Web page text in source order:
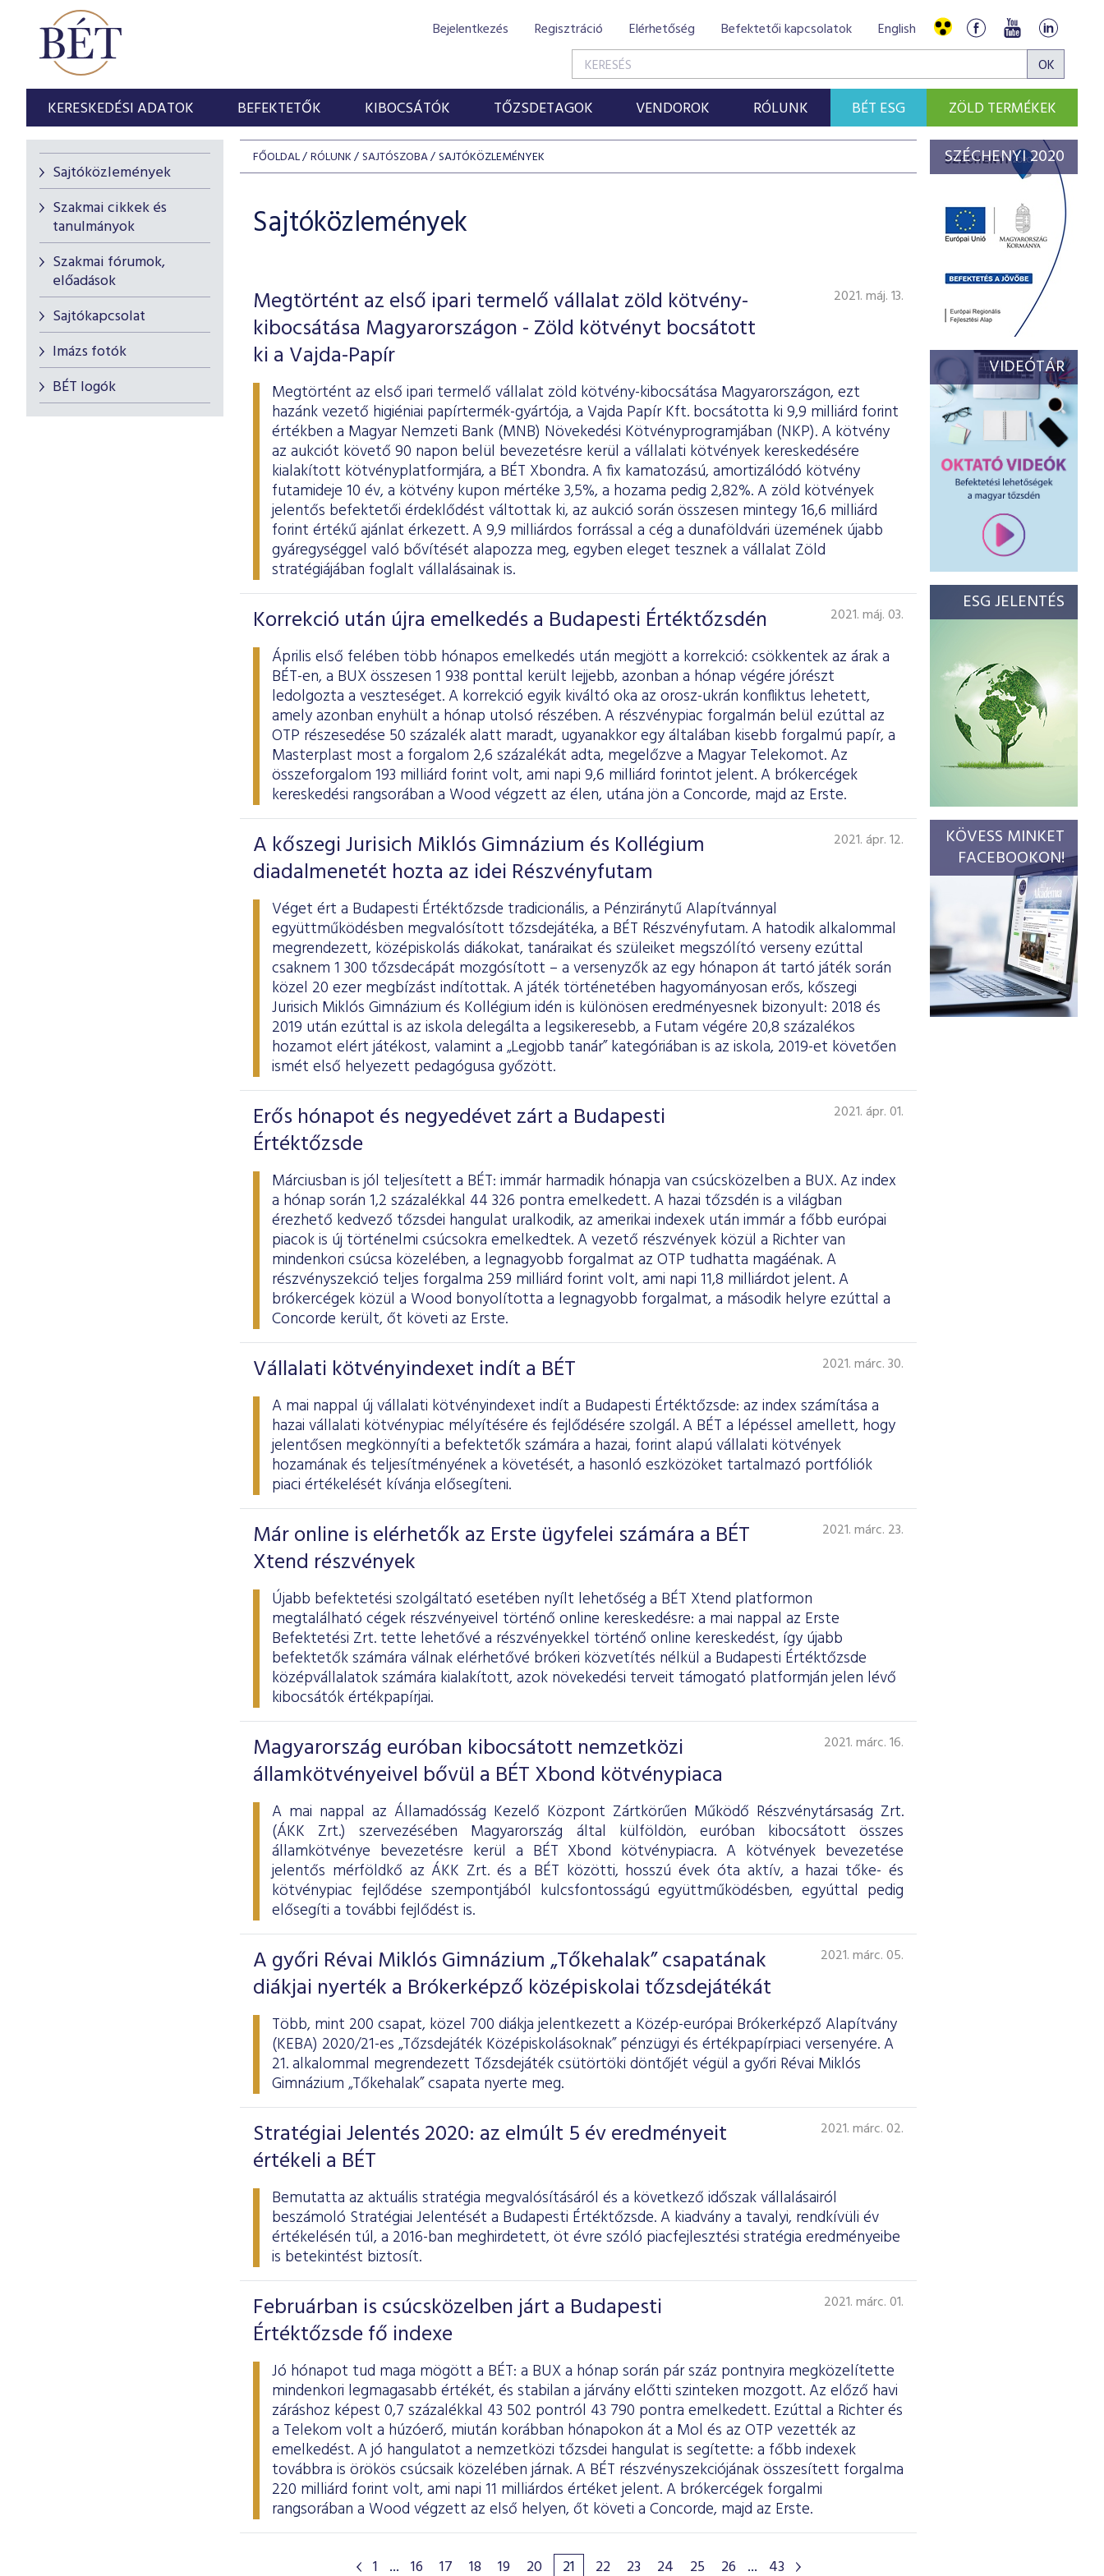
Bejelentkezés Regisztráció Elérhetőség Befektetői kapcsolatok English
KERESKEDÉSI ADATOK BEFEKTETŐK KIBOCSÁTÓK TŐZSDETAGOK VENDOROK RÓLUNK BÉT ESG ZÖLD TERMÉKEK
Sajtóközlemények
Szakmai cikkek és
tanulmányok
Szakmai fórumok,
előadások
Sajtókapcsolat
Imázs fotók
BÉT logók
FŐOLDAL RÓLUNK SAJTÓSZOBA SAJTÓKÖZLEMÉNYEK
Sajtóközlemények
Megtörtént az első ipari termelő vállalat zöld kötvény-
kibocsátása Magyarországon - Zöld kötvényt bocsátott
ki a Vajda-Papír
2021. máj. 13.
Megtörtént az első ipari termelő vállalat zöld kötvény-kibocsátása Magyarországon, ezt
hazánk vezető higiéniai papírtermék-gyártója, a Vajda Papír Kft. bocsátotta ki 9,9 milliárd forint
értékben a Magyar Nemzeti Bank (MNB) Növekedési Kötvényprogramjában (NKP). A kötvény
az aukciót követő 90 napon belül bevezetésre kerül a vállalati kötvények kereskedésére
kialakított kötvényplatformjára, a BÉT Xbondra. A fix kamatozású, amortizálódó kötvény
futamideje 10 év, a kötvény kupon mértéke 3,5%, a hozama pedig 2,82%. A zöld kötvények
jelentős befektetői érdeklődést váltottak ki, az aukció során összesen mintegy 16,6 milliárd
forint értékű ajánlat érkezett. A 9,9 milliárdos forrással a cég a dunaföldvári üzemének újabb
gyáregységgel való bővítését alapozza meg, egyben eleget tesznek a vállalat Zöld
stratégiájában foglalt vállalásainak is.
Korrekció után újra emelkedés a Budapesti Értéktőzsdén 2021. máj. 03.
Április első felében több hónapos emelkedés után megjött a korrekció: csökkentek az árak a
BÉT-en, a BUX összesen 1 938 ponttal került lejjebb, azonban a hónap végére jórészt
ledolgozta a veszteséget. A korrekció egyik kiváltó oka az orosz-ukrán konfliktus lehetett,
amely azonban enyhült a hónap utolsó részében. A részvénypiac forgalmán belül ezúttal az
OTP részesedése 50 százalék alatt maradt, ugyanakkor egy általában kisebb forgalmú papír, a
Masterplast most a forgalom 2,6 százalékát adta, megelőzve a Magyar Telekomot. Az
összeforgalom 193 milliárd forint volt, ami napi 9,6 milliárd forintot jelent. A brókercégek
kereskedési rangsorában a Wood végzett az élen, utána jön a Concorde, majd az Erste.
A kőszegi Jurisich Miklós Gimnázium és Kollégium
diadalmenetét hozta az idei Részvényfutam
2021. ápr. 12.
Véget ért a Budapesti Értéktőzsde tradicionális, a Pénziránytű Alapítvánnyal
együttműködésben megvalósított tőzsdejátéka, a BÉT Részvényfutam. A hatodik alkalommal
megrendezett, középiskolás diákokat, tanáraikat és szüleiket megszólító verseny ezúttal
csaknem 1 300 tőzsdecápát mozgósított – a versenyzők az egy hónapon át tartó játék során
közel 20 ezer megbízást indítottak. A játék történetében hagyományosan erős, kőszegi
Jurisich Miklós Gimnázium és Kollégium idén is különösen eredményesnek bizonyult: 2018 és
2019 után ezúttal is az iskola delegálta a legsikeresebb, a Futam végére 20,8 százalékos
hozamot elért játékost, valamint a „Legjobb tanár” kategóriában is az iskola, 2019-et követően
ismét első helyezett pedagógusa győzött.
Erős hónapot és negyedévet zárt a Budapesti
Értéktőzsde
2021. ápr. 01.
Márciusban is jól teljesített a BÉT: immár harmadik hónapja van csúcsközelben a BUX. Az index
a hónap során 1,2 százalékkal 44 326 pontra emelkedett. A hazai tőzsdén is a világban
érezhető kedvező tőzsdei hangulat uralkodik, az amerikai indexek után immár a főbb európai
piacok is új történelmi csúcsokra emelkedtek. A vezető részvények közül a Richter van
mindenkori csúcsa közelében, a legnagyobb forgalmat az OTP tudhatta magáénak. A
részvényszekció teljes forgalma 259 milliárd forint volt, ami napi 11,8 milliárdot jelent. A
brókercégek közül a Wood bonyolította a legnagyobb forgalmat, a második helyre ezúttal a
Concorde került, őt követi az Erste.
Vállalati kötvényindexet indít a BÉT 2021. márc. 30.
A mai nappal új vállalati kötvényindexet indít a Budapesti Értéktőzsde: az index számítása a
hazai vállalati kötvénypiac mélyítésére és fejlődésére szolgál. A BÉT a lépéssel amellett, hogy
jelentősen megkönnyíti a befektetők számára a hazai, forint alapú vállalati kötvények
hozamának és teljesítményének a követését, a hasonló eszközöket tartalmazó portfóliók
piaci értékelését kívánja elősegíteni.
Már online is elérhetők az Erste ügyfelei számára a BÉT
Xtend részvények
2021. márc. 23.
Újabb befektetési szolgáltató esetében nyílt lehetőség a BÉT Xtend platformon
megtalálható cégek részvényeivel történő online kereskedésre: a mai nappal az Erste
Befektetési Zrt. tette lehetővé a részvényekkel történő online kereskedést, így újabb
befektetők számára válnak elérhetővé brókeri közvetítés nélkül a Budapesti Értéktőzsde
középvállalatok számára kialakított, azok növekedési terveit támogató platformján jelen lévő
kibocsátók értékpapírjai.
Magyarország euróban kibocsátott nemzetközi
államkötvényeivel bővül a BÉT Xbond kötvénypiaca
2021. márc. 16.
A mai nappal az Államadósság Kezelő Központ Zártkörűen Működő Részvénytársaság Zrt.
(ÁKK Zrt.) szervezésében Magyarország által külföldön, euróban kibocsátott összes
államkötvénye bevezetésre kerül a BÉT Xbond kötvénypiacra. A kötvények bevezetése
jelentős mérföldkő az ÁKK Zrt. és a BÉT közötti, hosszú évek óta aktív, a hazai tőke- és
kötvénypiac fejlődése szempontjából kulcsfontosságú együttműködésben, egyúttal pedig
elősegíti a további fejlődést is.
A győri Révai Miklós Gimnázium „Tőkehalak” csapatának
diákjai nyerték a Brókerképző középiskolai tőzsdejátékát
2021. márc. 05.
Több, mint 200 csapat, közel 700 diákja jelentkezett a Közép-európai Brókerképző Alapítvány
(KEBA) 2020/21-es „Tőzsdejáték Középiskolásoknak” pénzügyi és értékpapírpiaci versenyére. A
21. alkalommal megrendezett Tőzsdejáték csütörtöki döntőjét végül a győri Révai Miklós
Gimnázium „Tőkehalak” csapata nyerte meg.
Stratégiai Jelentés 2020: az elmúlt 5 év eredményeit
értékeli a BÉT
2021. márc. 02.
Bemutatta az aktuális stratégia megvalósításáról és a következő időszak vállalásairól
beszámoló Stratégiai Jelentését a Budapesti Értéktőzsde. A kiadvány a tavalyi, rendkívüli év
értékelésén túl, a 2016-ban meghirdetett, öt évre szóló piacfejlesztési stratégia eredményeibe
is betekintést biztosít.
Februárban is csúcsközelben járt a Budapesti
Értéktőzsde fő indexe
2021. márc. 01.
Jó hónapot tud maga mögött a BÉT: a BUX a hónap során pár száz pontnyira megközelítette
mindenkori legmagasabb értékét, és stabilan a járvány előtti szinteken mozgott. Az előző havi
záráshoz képest 0,7 százalékkal 43 502 pontról 43 790 pontra emelkedett. Ezúttal a Richter és
a Telekom volt a húzóerő, miután korábban hónapokon át a Mol és az OTP vezették az
emelkedést. A jó hangulatot a nemzetközi tőzsdei hangulat is segítette: a főbb indexek
továbbra is örökös csúcsaik közelében járnak. A BÉT részvényszekciójának összesített forgalma
220 milliárd forint volt, ami napi 11 milliárdos értéket jelent. A brókercégek forgalmi
rangsorában a Wood végzett az első helyen, őt követi a Concorde, majd az Erste.
1 ... 16 17 18 19 20 21 22 23 24 25 26 ... 43
SZÉCHENYI 2020
VIDEÓTÁR
ESG JELENTÉS
KÖVESS MINKET
FACEBOOKON!